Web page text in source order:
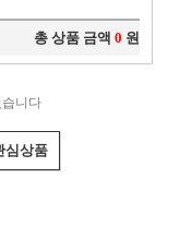
총 상품 금액 0 원
니다
심상품